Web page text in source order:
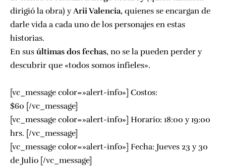
dirigió la obra) yArii Valencia, quienes se encargan de
darle vida a cada uno de los personajes en estas
historias.
En sus últimas dos fechas, no se la pueden perder y
descubrir que «todos somos infieles».
[vc_message color=»alert-info»] Costos:
$60 [/vc_message]
[vc_message color=»alert-info»] Horario: 18:00 y 19:00
hrs. [/vc_message]
[vc_message color=»alert-info»] Fecha: Jueves 23 y 30
de Julio [/vc_message]